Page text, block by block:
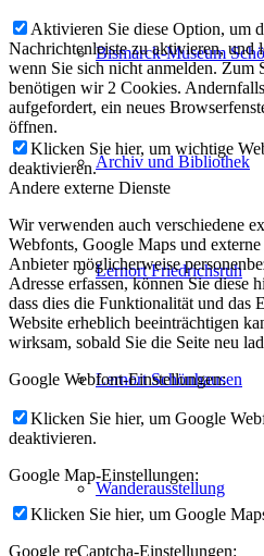
Bismarck-Museum
Archiv und Bibliothek
Lernort Friedrichsruh
Lernort Schönhausen
Wanderausstellung
Aktivieren Sie diese Option, um
Nachrichtenleiste zu aktivieren, und
wenn Sie sich nicht anmelden. Zum
benötigen wir 2 Cookies.
aufgefordert, ein neues
öffnen.
Klicken Sie hier, um wichtige
deaktivieren.
Andere externe Dienste
Wir verwenden auch verschiedene
Webfonts, Google Maps und
Anbieter möglicherweise
Adresse erfassen, können Sie diese
dass dies die Funktionalität und das
Website erheblich beeinträchtigen
wirksam, sobald Sie die Seite neu
Google Webfont-Einstellungen:
Klicken Sie hier, um Google
deaktivieren.
Google Map-Einstellungen:
Klicken Sie hier, um Google
Google reCaptcha-Einstellungen: